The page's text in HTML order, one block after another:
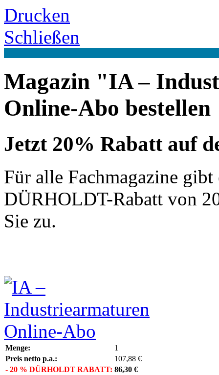
Drucken
Schließen
Magazin "IA –
Online-Abo bestellen
Jetzt 20% Rabatt auf
Für alle Fachmagazine
DÜRHOLDT-Rabatt von
Sie zu.
Menge:
1
Preis netto p.a.:
107,88 €
- 20 % DÜRHOLDT RABATT: 86,30 €